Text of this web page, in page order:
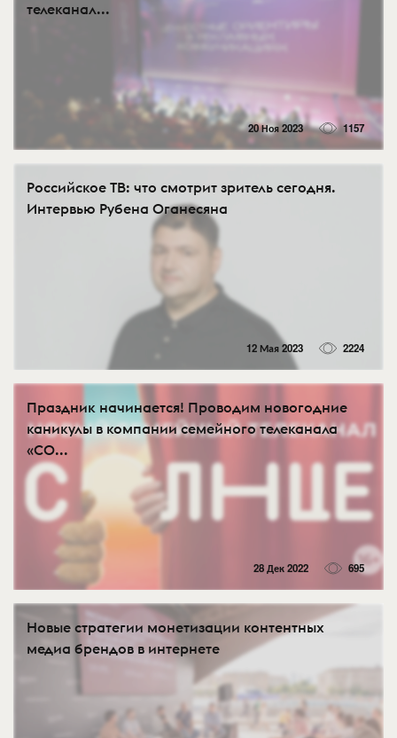
телеканал...
20 Ноя 2023 1157
Российское ТВ: что смотрит зритель сегодня.
Интервью Рубена Оганесяна
12 Мая 2023 2224
Праздник начинается! Проводим новогодние
каникулы в компании семейного телеканала
«СО...
28 Дек 2022 695
Новые стратегии монетизации контентных
медиа брендов в интернете